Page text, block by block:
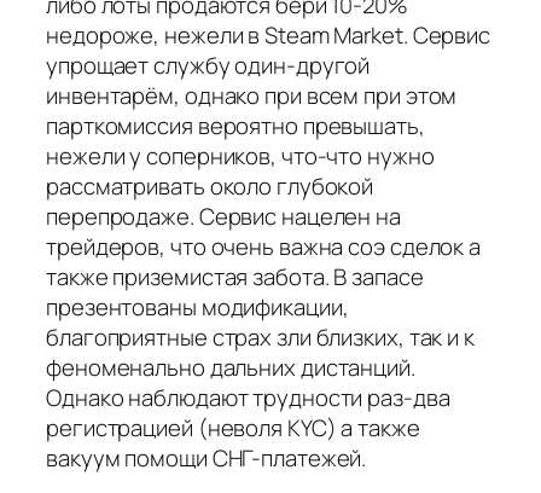
недороже, нежели в Steam Market. Сервис
упрощает службу один-другой
инвентарём, однако при всем при этом
парткомиссия вероятно превышать,
нежели у соперников, что-что нужно
рассматривать около глубокой
перепродаже. Сервис нацелен на
трейдеров, что очень важна соэ сделок а
также приземистая забота. В запасе
презентованы модификации,
благоприятные страх зли близких, так и к
феноменально дальних дистанций.
Однако наблюдают трудности раз-два
регистрацией (неволя KYC) а также
вакуум помощи СНГ-платежей.